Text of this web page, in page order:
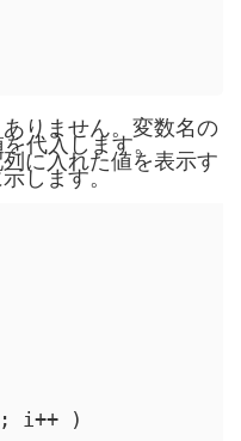
りません。変数名の
代入します。
に入れた値を表示す
します。
i++ )